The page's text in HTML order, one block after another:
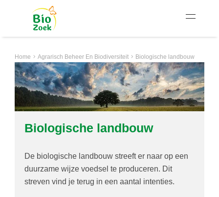
Home Agrarisch Beheer En Biodiversiteit Biologische landbouw
Biologische landbouw
De biologische landbouw streeft er naar op een
duurzame wijze voedsel te produceren. Dit
streven vind je terug in een aantal intenties.